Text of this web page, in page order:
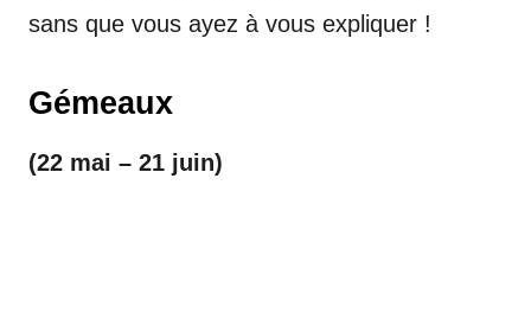
sans que vous ayez à vous expliquer !
Gémeaux
(22 mai – 21 juin)